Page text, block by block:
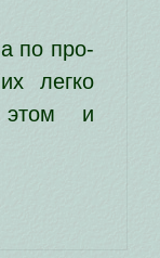
по про­
лег­ко
этом и